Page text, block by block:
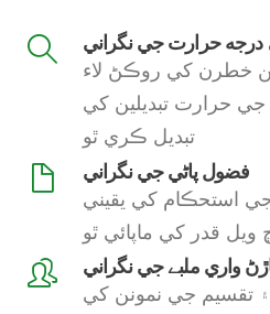
حرارت جي نگراني
خطرن کي روڪڻ لاء
حرارت تبديلين کي
تبديل ڪري ٿو
فضول پاڻي جي نگراني
استحڪام کي يقيني
ويل قدر کي ماپائي ٿو
واري ملبے جي نگراني
تقسيم جي نمونن کي